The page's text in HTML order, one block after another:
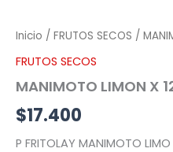
Inicio / FRUTOS SECOS /
FRUTOS SECOS
MANIMOTO LIMON X
$17.400
P FRITOLAY MANIMOTO